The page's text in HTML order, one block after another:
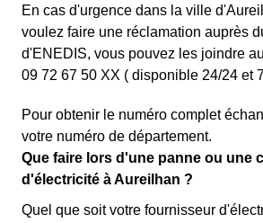
En cas d'urgence dans la ville
voulez faire une réclamation auprès
d'ENEDIS, vous pouvez les joindre
09 72 67 50 XX ( disponible 24/24 et
Pour obtenir le numéro complet
votre numéro de département.
Que faire lors d'une panne ou une
d'électricité à Aureilhan ?
Quel que soit votre fournisseur